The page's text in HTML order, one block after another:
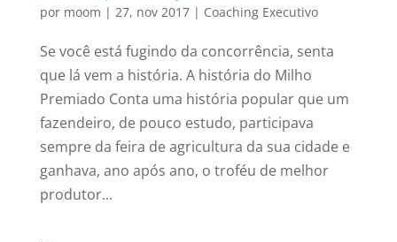
por moom | 27, nov 2017| Coaching Executivo
Se você está fugindo da concorrência, senta
que lá vem a história. A história do Milho
Premiado Conta uma história popular que um
fazendeiro, de pouco estudo, participava
sempre da feira de agricultura da sua cidade e
ganhava, ano após ano, o troféu de melhor
produtor...